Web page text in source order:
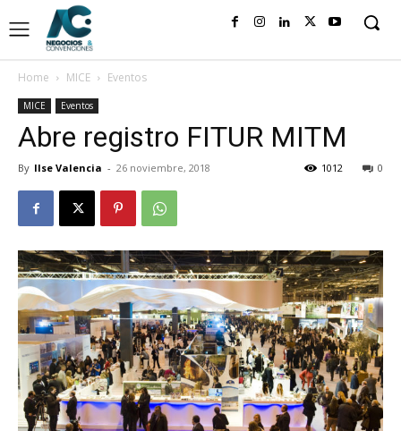
Home MICE Eventos
MICE Eventos
Abre registro FITUR MITM
By Ilse Valencia - 26 noviembre, 2018 0
1012